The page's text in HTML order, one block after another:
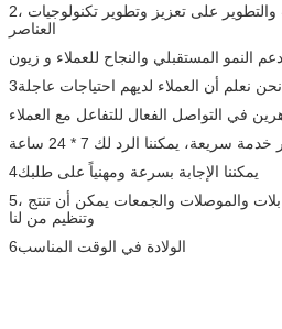
2، وتركز جهودنا في مجال البحث والتطوير على تعزيز وتطوير تكنولوجيات
العناصر
3نحن نعلم أن العملاء لديهم احتياجات عاجلة
4يمكننا الإجابة بسرعة ومهنياً على طلبك
5، أكثر من 1000 نوع من الكابلات والموصلات والجمعات يمكن أن تنتج
وتنظيم من لنا
6الولادة في الوقت المناسب